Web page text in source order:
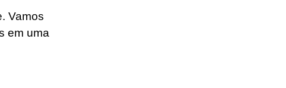
Vamos
em uma